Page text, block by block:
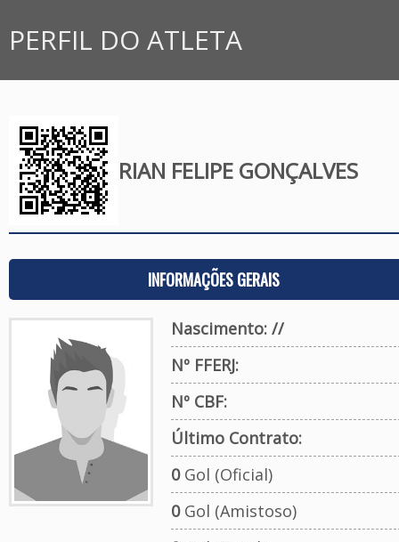
PERFIL DO ATLETA
RIAN FELIPE GONÇALVES
INFORMAÇÕES GERAIS
Nascimento: //
Nº FFERJ:
Nº CBF:
Último Contrato:
0Gol (Oficial)
0Gol (Amistoso)